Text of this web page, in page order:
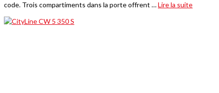
code. Trois compartiments dans la porte offrent …Lire la suite